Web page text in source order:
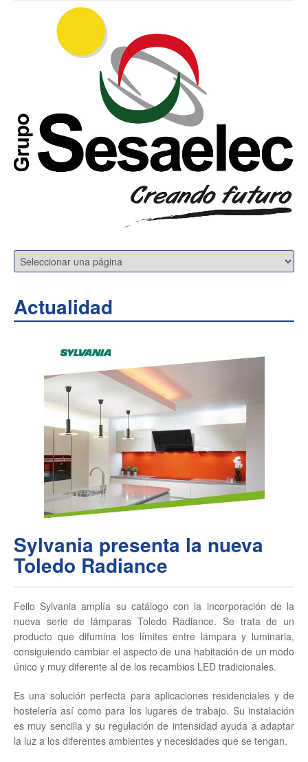
Actualidad
Sylvania presenta la nueva
Toledo Radiance
Feilo Sylvania amplía su catálogo con la incorporación de la
nueva serie de lámparas Toledo Radiance. Se trata de un
producto que difumina los límites entre lámpara y luminaria,
consiguiendo cambiar el aspecto de una habitación de un modo
único y muy diferente al de los recambios LED tradicionales.
Es una solución perfecta para aplicaciones residenciales y de
hostelería así como para los lugares de trabajo. Su instalación
es muy sencilla y su regulación de intensidad ayuda a adaptar
la luz a los diferentes ambientes y necesidades que se tengan.